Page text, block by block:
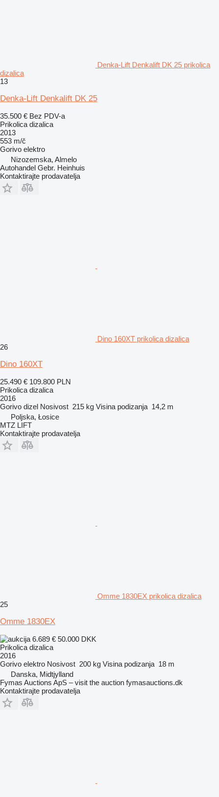
Denka-Lift Denkalift DK 25 prikolica
dizalica
13
Denka-Lift Denkalift DK 25
35.500 € Bez PDV-a
Prikolica dizalica
2013
553 m/č
Gorivo elektro
Nizozemska, Almelo
Autohandel Gebr. Heinhuis
Kontaktirajte prodavatelja
Dino 160XT prikolica dizalica
26
Dino 160XT
25.490 € 109.800 PLN
Prikolica dizalica
2016
Gorivo dizel Nosivost 215 kg Visina podizanja 14,2 m
Poljska, Łosice
MTZ LIFT
Kontaktirajte prodavatelja
Omme 1830EX prikolica dizalica
25
Omme 1830EX
6.689 € 50.000 DKK
Prikolica dizalica
2016
Gorivo elektro Nosivost 200 kg Visina podizanja 18 m
Danska, Midtjylland
Fymas Auctions ApS – visit the auction fymasauctions.dk
Kontaktirajte prodavatelja